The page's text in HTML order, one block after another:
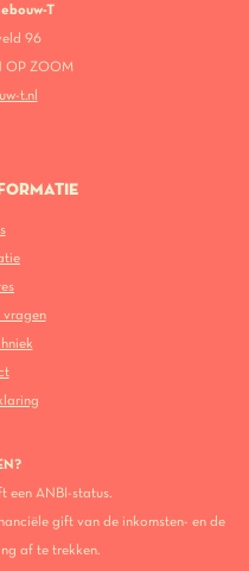
T
96
OP ZOOM
t.nl
vragen
een ANBI-status.
gift van de inkomsten- en de
af te trekken.